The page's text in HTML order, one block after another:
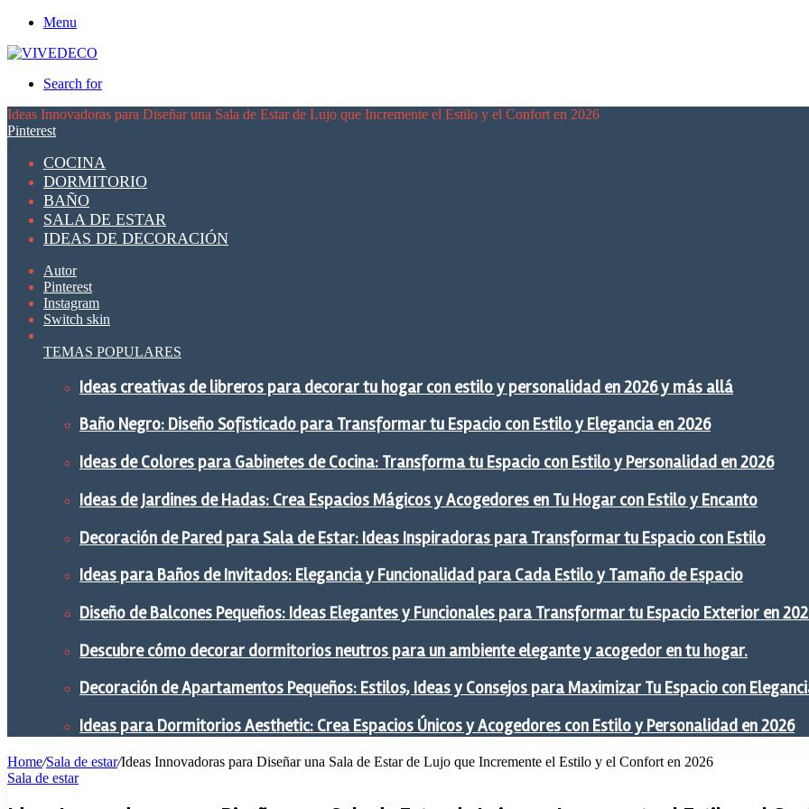
Menu
Search for
Ideas Innovadoras para Diseñar una Sala de Estar de Lujo que Incremente el Estilo y el Confort en 2026
Pinterest
COCINA
DORMITORIO
BAÑO
SALA DE ESTAR
IDEAS DE DECORACIÓN
Autor
Pinterest
Instagram
Switch skin
TEMAS POPULARES
Ideas creativas de libreros para decorar tu hogar con estilo y personalidad en 2026 y más allá
Baño Negro: Diseño Sofisticado para Transformar tu Espacio con Estilo y Elegancia en 2026
Ideas de Colores para Gabinetes de Cocina: Transforma tu Espacio con Estilo y Personalidad en 2026
Ideas de Jardines de Hadas: Crea Espacios Mágicos y Acogedores en Tu Hogar con Estilo y Encanto
Decoración de Pared para Sala de Estar: Ideas Inspiradoras para Transformar tu Espacio con Estilo
Ideas para Baños de Invitados: Elegancia y Funcionalidad para Cada Estilo y Tamaño de Espacio
Diseño de Balcones Pequeños: Ideas Elegantes y Funcionales para Transformar tu Espacio Exterior en
Descubre cómo decorar dormitorios neutros para un ambiente elegante y acogedor en tu hogar.
Decoración de Apartamentos Pequeños: Estilos, Ideas y Consejos para Maximizar Tu Espacio con
Ideas para Dormitorios Aesthetic: Crea Espacios Únicos y Acogedores con Estilo y Personalidad en 2026
Home/Sala de estar/Ideas Innovadoras para Diseñar una Sala de Estar de Lujo que Incremente el Estilo y el Confort en 2026
Sala de estar